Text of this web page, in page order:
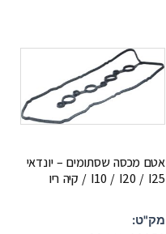
אטם מכסה שסתומים – יונדאי
I10 / I20 / I25 / קיה ריו
מק"ט: